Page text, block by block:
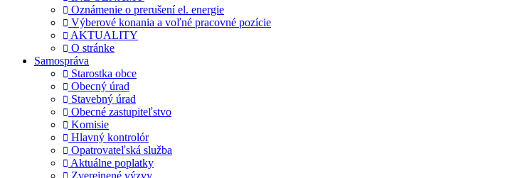
Oznámenie o prerušení el. energie
Výberové konania a voľné pracovné pozície
AKTUALITY
O stránke
Samospráva
Starostka obce
Obecný úrad
Stavebný úrad
Obecné zastupiteľstvo
Komisie
Hlavný kontrolór
Opatrovateľská služba
Aktuálne poplatky
Zverejnené výzvy